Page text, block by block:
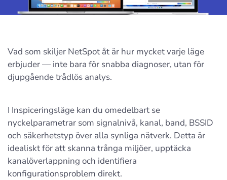
Vad som skiljer NetSpot åt är hur mycket varje läge
erbjuder — inte bara för snabba diagnoser, utan för
djupgående trådlös analys.
I Inspiceringsläge kan du omedelbart se
nyckelparametrar som signalnivå, kanal, band, BSSID
och säkerhetstyp över alla synliga nätverk. Detta är
idealiskt för att skanna trånga miljöer, upptäcka
kanalöverlappning och identifiera
konfigurationsproblem direkt.